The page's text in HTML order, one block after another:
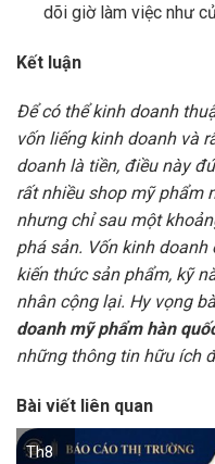
dõi giờ làm việc như
Kết luận
Để có thể kinh doanh
vốn liếng kinh doanh và
doanh là tiền, điều này
rất nhiều shop mỹ phẩm
nhưng chỉ sau một
phá sản. Vốn kinh
kiến thức sản phẩm, kỹ
nhân cộng lại. Hy vọng
doanh mỹ phẩm hàn
những thông tin hữu ích
Bài viết liên quan
Th8